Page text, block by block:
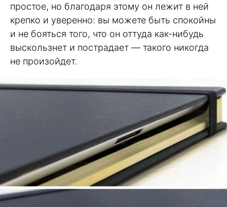
простое, но благодаря этому он лежит в ней
крепко и уверенно: вы можете быть спокойны
и не бояться того, что он оттуда как-нибудь
выскользнет и пострадает — такого никогда
не произойдет.